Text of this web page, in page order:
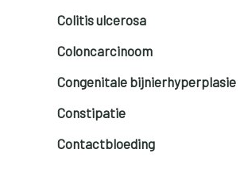
Colitis ulcerosa
Coloncarcinoom
Congenitale bijnierhyperplasie
Constipatie
Contactbloeding